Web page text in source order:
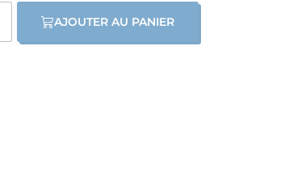
AJOUTER AU PANIER